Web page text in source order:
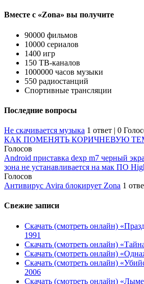
Вместе с «Zona» вы получите
90000 фильмов
10000 сериалов
1400 игр
150 ТВ-каналов
1000000 часов музыки
550 радиостанций
Спортивные трансляции
Последние вопросы
Не скачивается музыка 1 ответ | 0
КАК ПОМЕНЯТЬ КОРИЧНЕВУЮ
Голосов
Android приставка dexp m7 черный
зона не устанавливается на мак ПО
Голосов
Антивирус Avira блокирует Zona 1
Свежие записи
Скачать (смотреть онлайн)
1991
Скачать (смотреть онлайн)
Скачать (смотреть онлайн)
Скачать (смотреть онлайн)
2006
Скачать (смотреть онлайн)